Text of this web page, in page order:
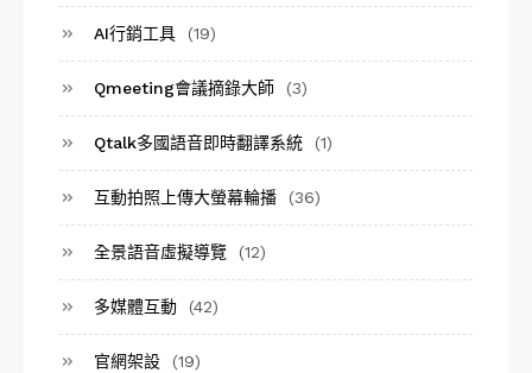
AI行銷工具 (19)
Qmeeting會議摘錄大師 (3)
Qtalk多國語音即時翻譯系統 (1)
互動拍照上傳大螢幕輪播 (36)
全景語音虛擬導覽 (12)
多媒體互動 (42)
官網架設 (19)